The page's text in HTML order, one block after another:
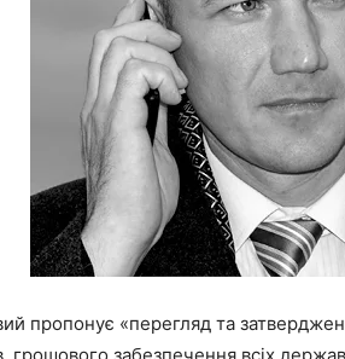
пропонує «перегляд та